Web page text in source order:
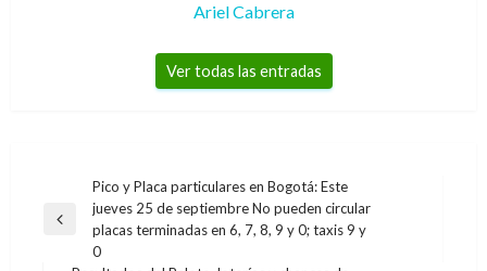
Ariel Cabrera
Ver todas las entradas
Navegación
de
entradas
Entrada
anterior
Pico y Placa particulares en Bogotá: Este
jueves 25 de septiembre No pueden circular
placas terminadas en 6, 7, 8, 9 y 0; taxis 9 y
0